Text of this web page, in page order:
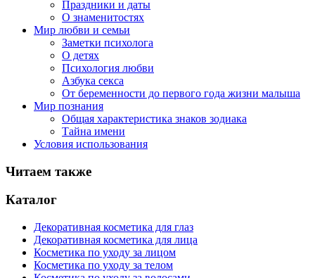
Праздники и даты
О знаменитостях
Мир любви и семьи
Заметки психолога
О детях
Психология любви
Азбука секса
От беременности до первого года жизни малыша
Мир познания
Общая характеристика знаков зодиака
Тайна имени
Условия использования
Читаем также
Каталог
Декоративная косметика для глаз
Декоративная косметика для лица
Косметика по уходу за лицом
Косметика по уходу за телом